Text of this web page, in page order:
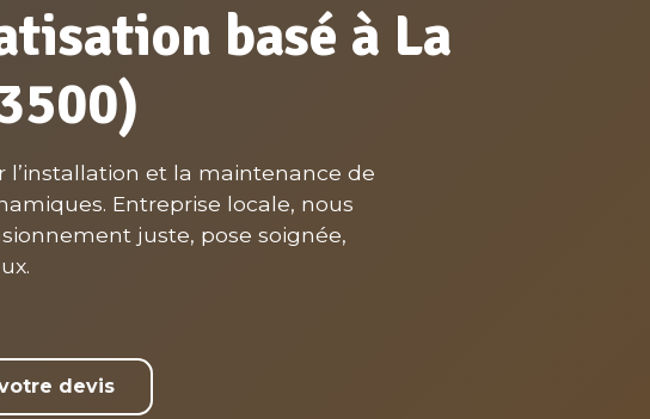
basé à La
l’installation et la maintenance de
Entreprise locale, nous
juste, pose soignée,
devis